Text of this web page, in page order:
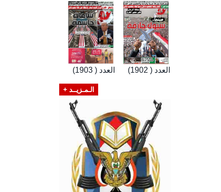
العدد ( 1903) العدد ( 1902)
الـمـزيــد +